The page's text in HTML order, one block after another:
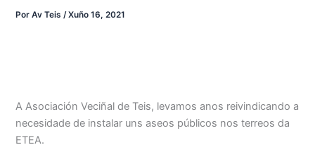
PorAv Teis/Xuño 16, 2021
A Asociación Veciñal de Teis, levamos anos reivindicando a
necesidade de instalar uns aseos públicos nos terreos da
ETEA.